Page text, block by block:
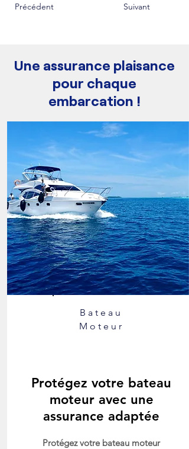
Précédent Suivant
Une assurance plaisance
pour chaque
embarcation !
Bateau
Moteur
Protégez votre bateau
moteur avec une
assurance adaptée
Protégez votre bateau moteur